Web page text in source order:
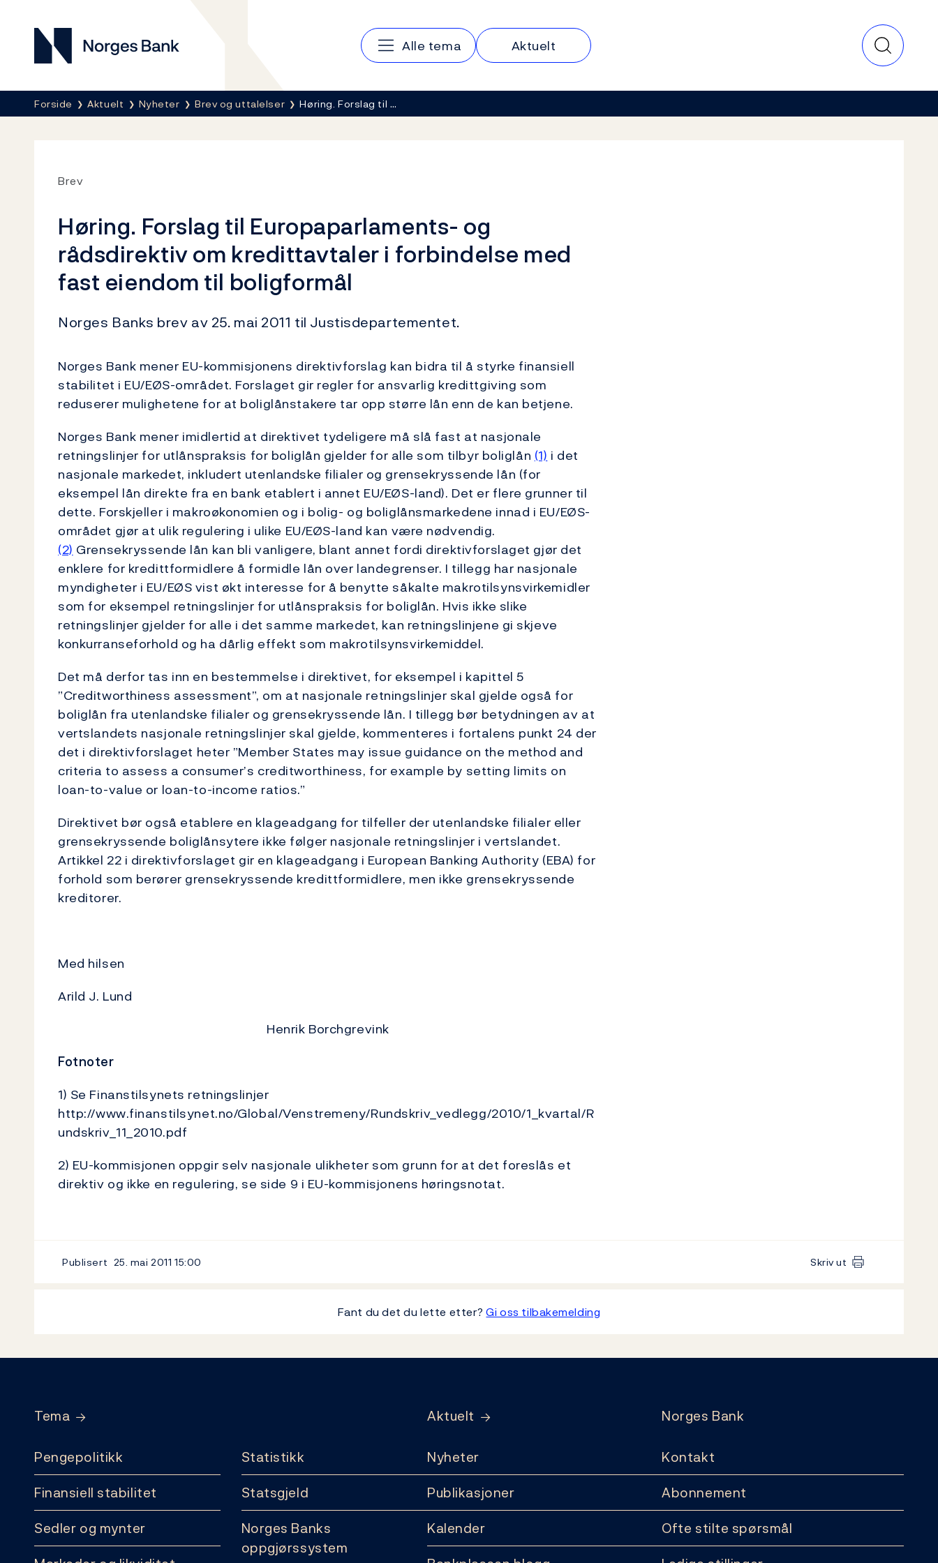
Norges Bank
Hovedmeny
Alle tema Aktuelt
Her er du nå:
Forside Aktuelt Nyheter Brev og uttalelser Høring. Forslag til …
Brev
Høring. Forslag til Europaparlaments- og
rådsdirektiv om kredittavtaler i forbindelse med
fast eiendom til boligformål
Norges Banks brev av 25. mai 2011 til Justisdepartementet.
Norges Bank mener EU-kommisjonens direktivforslag kan bidra til å styrke finansiell
stabilitet i EU/EØS-området. Forslaget gir regler for ansvarlig kredittgiving som
reduserer mulighetene for at boliglånstakere tar opp større lån enn de kan betjene.
Norges Bank mener imidlertid at direktivet tydeligere må slå fast at nasjonale
retningslinjer for utlånspraksis for boliglån gjelder for alle som tilbyr boliglån (1) i det
nasjonale markedet, inkludert utenlandske filialer og grensekryssende lån (for
eksempel lån direkte fra en bank etablert i annet EU/EØS-land). Det er flere grunner til
dette. Forskjeller i makroøkonomien og i bolig- og boliglånsmarkedene innad i EU/EØS-
området gjør at ulik regulering i ulike EU/EØS-land kan være nødvendig.
(2) Grensekryssende lån kan bli vanligere, blant annet fordi direktivforslaget gjør det
enklere for kredittformidlere å formidle lån over landegrenser. I tillegg har nasjonale
myndigheter i EU/EØS vist økt interesse for å benytte såkalte makrotilsynsvirkemidler
som for eksempel retningslinjer for utlånspraksis for boliglån. Hvis ikke slike
retningslinjer gjelder for alle i det samme markedet, kan retningslinjene gi skjeve
konkurranseforhold og ha dårlig effekt som makrotilsynsvirkemiddel.
Det må derfor tas inn en bestemmelse i direktivet, for eksempel i kapittel 5
”Creditworthiness assessment”, om at nasjonale retningslinjer skal gjelde også for
boliglån fra utenlandske filialer og grensekryssende lån. I tillegg bør betydningen av at
vertslandets nasjonale retningslinjer skal gjelde, kommenteres i fortalens punkt 24 der
det i direktivforslaget heter ”Member States may issue guidance on the method and
criteria to assess a consumer’s creditworthiness, for example by setting limits on
loan-to-value or loan-to-income ratios.”
Direktivet bør også etablere en klageadgang for tilfeller der utenlandske filialer eller
grensekryssende boliglånsytere ikke følger nasjonale retningslinjer i vertslandet.
Artikkel 22 i direktivforslaget gir en klageadgang i European Banking Authority (EBA) for
forhold som berører grensekryssende kredittformidlere, men ikke grensekryssende
kreditorer.
Med hilsen
Arild J. Lund
Henrik Borchgrevink
Fotnoter
1) Se Finanstilsynets retningslinjer
http://www.finanstilsynet.no/Global/Venstremeny/Rundskriv_vedlegg/2010/1_kvartal/R
undskriv_11_2010.pdf
2) EU-kommisjonen oppgir selv nasjonale ulikheter som grunn for at det foreslås et
direktiv og ikke en regulering, se side 9 i EU-kommisjonens høringsnotat.
Publisert 25. mai 2011 15:00 Skriv ut
Fant du det du lette etter?Gi oss tilbakemelding
Tema
Pengepolitikk
Finansiell stabilitet
Sedler og mynter
Statistikk
Statsgjeld
Norges Banks
oppgjørssystem
Aktuelt
Nyheter
Publikasjoner
Kalender
Norges Bank
Kontakt
Abonnement
Ofte stilte spørsmål